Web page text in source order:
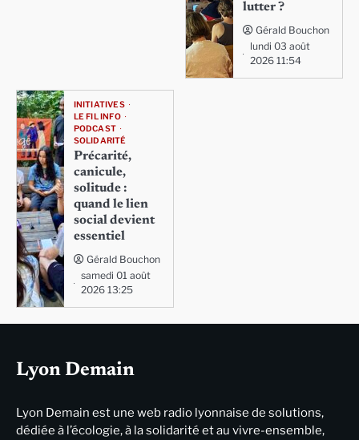
lutter ?
Gérald Bouchon
lundi 03 août
2026 11:54
INITIATIVES
LE FIL INFO
PODCAST
SOLIDARITÉ
Précarité,
canicule,
solitude :
quand le lien
social devient
essentiel
Gérald Bouchon
samedi 01 août
2026 13:25
Lyon Demain
Lyon Demain est une web radio lyonnaise de solutions,
dédiée à l’écologie, à la solidarité et au vivre-ensemble,